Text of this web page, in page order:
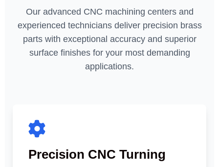
Our advanced CNC machining centers and
experienced technicians deliver precision brass
parts with exceptional accuracy and superior
surface finishes for your most demanding
applications.
Precision CNC Turning